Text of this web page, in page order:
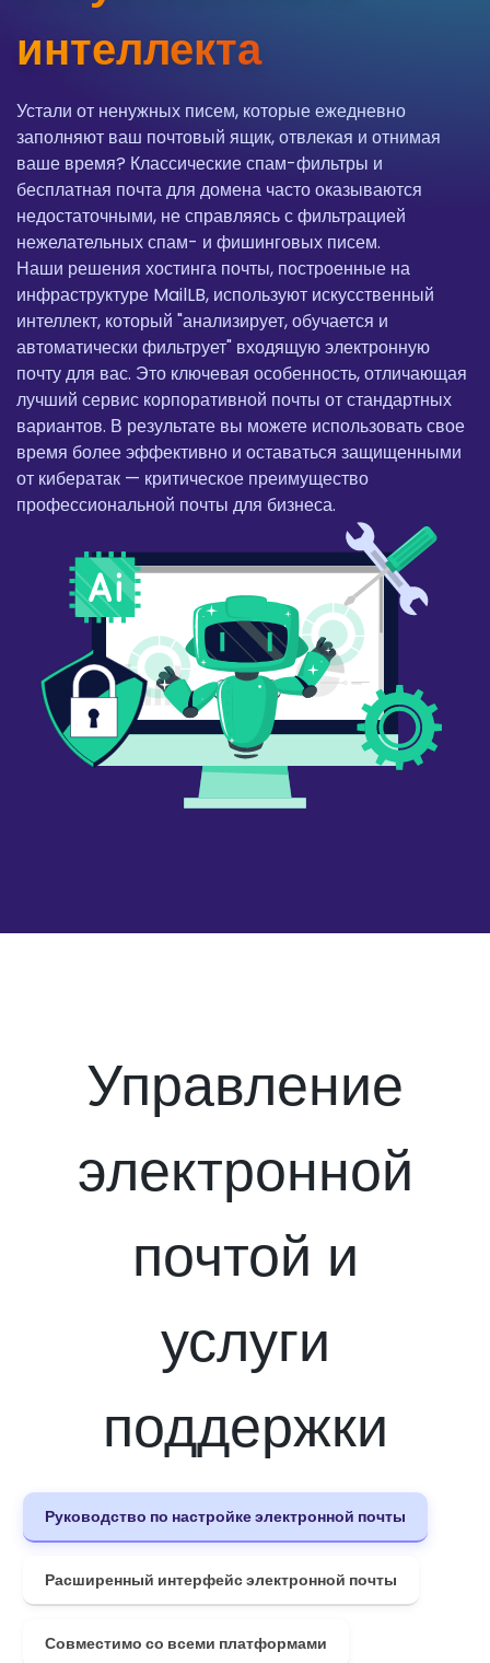
интеллекта
Устали от ненужных писем, которые ежедневно
заполняют ваш почтовый ящик, отвлекая и отнимая
ваше время? Классические спам-фильтры и
бесплатная почта для домена часто оказываются
недостаточными, не справляясь с фильтрацией
нежелательных спам- и фишинговых писем.
Наши решения хостинга почты, построенные на
инфраструктуре MailLB, используют искусственный
интеллект, который "анализирует, обучается и
автоматически фильтрует" входящую электронную
почту для вас. Это ключевая особенность, отличающая
лучший сервис корпоративной почты от стандартных
вариантов. В результате вы можете использовать свое
время более эффективно и оставаться защищенными
от кибератак — критическое преимущество
профессиональной почты для бизнеса.
Управление
электронной
почтой и
услуги
поддержки
Руководство по настройке электронной почты
Расширенный интерфейс электронной почты
Совместимо со всеми платформами